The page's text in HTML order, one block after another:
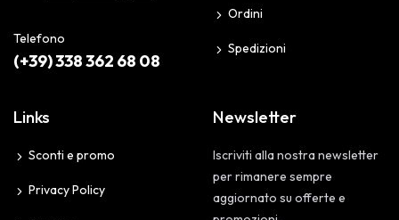
Telefono
(+39) 338 362 68 08
Ordini
Spedizioni
Links
Sconti e promo
Privacy Policy
Newsletter
Iscriviti alla nostra newsletter
per rimanere sempre
aggiornato su offerte e